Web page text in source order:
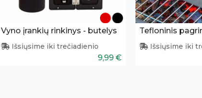
Vyno įrankių rinkinys - butelys
Išsiųsime iki trečiadienio
9,99 €
Tefloninis
Išsiųsime iki